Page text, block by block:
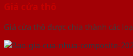
Giá cửa thô
Giá cửa thô được chia thành các